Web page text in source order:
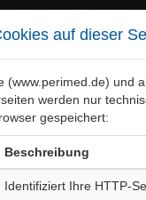
auf dieser
(www.perimed.de) und
werden nur
gespeichert:
Beschreibung
Identifiziert Ihre HTTP-